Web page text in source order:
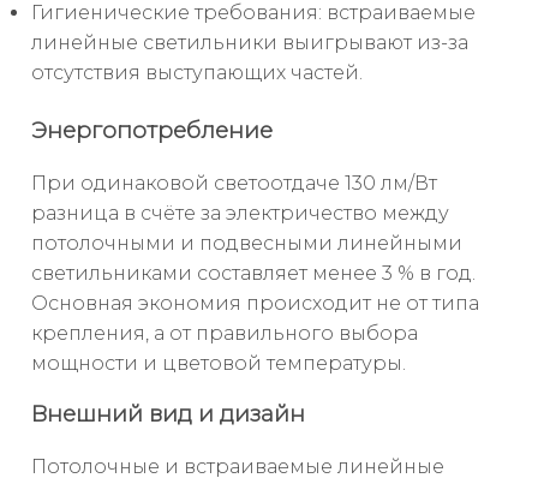
Гигиенические требования: встраиваемые
линейные светильники выигрывают из-за
отсутствия выступающих частей.
Энергопотребление
При одинаковой светоотдаче 130 лм/Вт
разница в счёте за электричество между
потолочными и подвесными линейными
светильниками составляет менее 3 % в год.
Основная экономия происходит не от типа
крепления, а от правильного выбора
мощности и цветовой температуры.
Внешний вид и дизайн
Потолочные и встраиваемые линейные